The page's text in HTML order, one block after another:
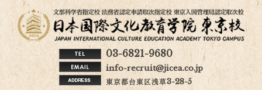
03-6821-9680
info-recruit@jicea.co.jp
東京都台東区浅草3-28-5